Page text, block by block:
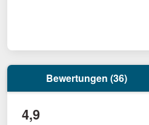
Bewertungen (36)
4,9